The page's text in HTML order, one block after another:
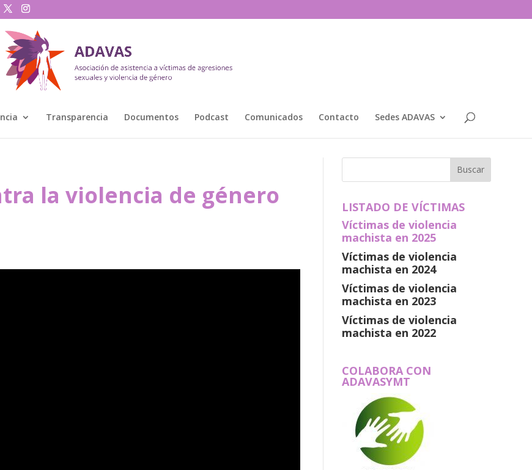
Transparencia Documentos Podcast Comunicados Contacto Sedes ADAVAS
la violencia de género
LISTADO DE VÍCTIMAS
Víctimas de violencia
machista en 2025
Víctimas de violencia
machista en 2024
Víctimas de violencia
machista en 2023
Víctimas de violencia
machista en 2022
COLABORA CON
ADAVASYMT